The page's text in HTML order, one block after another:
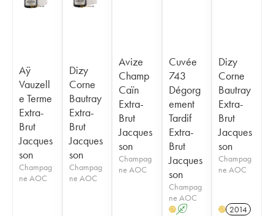
Aÿ
Vauzell
e Terme
Extra-
Brut
Jacques
son
Champag
ne AOC
Dizy
Corne
Bautray
Extra-
Brut
Jacques
son
Champag
ne AOC
Avize
Champ
Caïn
Extra-
Brut
Jacques
son
Champag
ne AOC
Cuvée
743
Dégorg
ement
Tardif
Extra-
Brut
Jacques
son
Champag
ne AOC
HA
Dizy
Corne
Bautray
Extra-
Brut
Jacques
son
Champag
ne AOC
H 2014